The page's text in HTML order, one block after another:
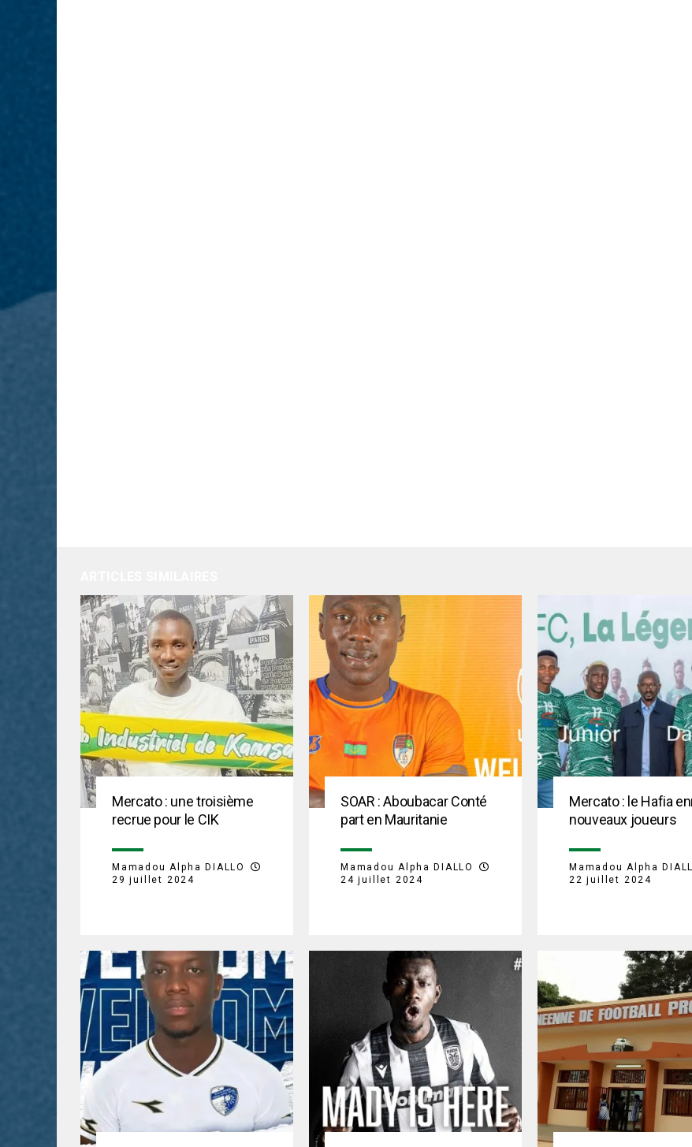
Mercato : une troisième
recrue pour le CIK
Mamadou Alpha DIALLO
29 juillet 2024
SOAR : Aboubacar Conté
part en Mauritanie
Mamadou Alpha DIALLO
24 juillet 2024
Mercato : le Hafia
nouveaux joueurs
Mamadou Alpha
22 juillet 2024